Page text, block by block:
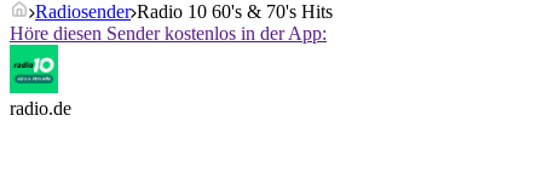
Radiosender Radio 10 60's & 70's Hits
Höre diesen Sender kostenlos in der App:
radio.de